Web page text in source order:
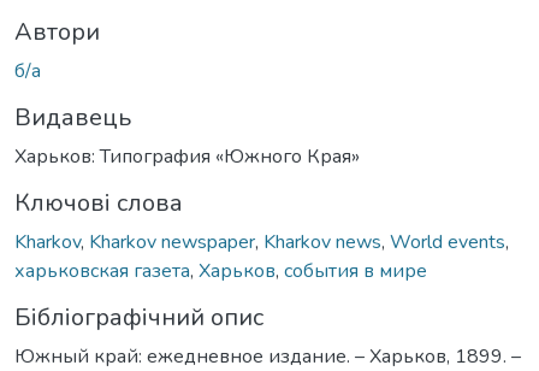
Автори
б/а
Видавець
Харьков: Типография «Южного Края»
Ключові слова
Kharkov, Kharkov newspaper, Kharkov news, World events,
харьковская газета, Харьков, события в мире
Бібліографічний опис
Южный край: ежедневное издание. – Харьков, 1899. –